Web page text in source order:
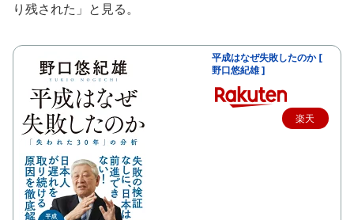
り残された」と見る。
平成はなぜ失敗したのか [
野口悠紀雄 ]
楽天